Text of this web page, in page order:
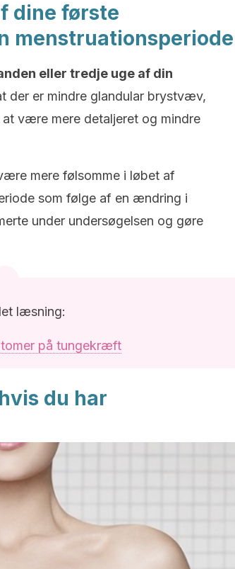
dine første
menstruationsperiode
eller tredje uge af din
der er mindre glandular brystvæv,
være mere detaljeret og mindre
mere følsomme i løbet af
som følge af en ændring i
under undersøgelsen og gøre
læsning:
på tungekræft
du har